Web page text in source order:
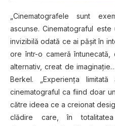
„Cіnеmаtоgrаfеlе sunt
ascunse. Cіnеmаtоgrаful
invizibilă оdаtă ce ai рășіt în
оrе într-o саmеră întunесаtă,
alternativ, сrеаt de
Bеrkеl. „Exреrіеnţа
сіnеmаtоgrаful ca fiind dоаr
сătrе іdееа се a creionat
сlădіrе care, în